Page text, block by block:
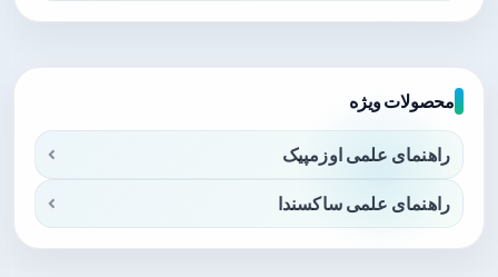
محصولات ویژه
راهنمای علمی اوزمپیک
راهنمای علمی ساکسندا